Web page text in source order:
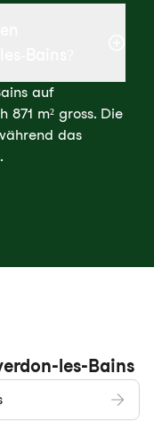
auf
m² gross. Die
das
les-Bains